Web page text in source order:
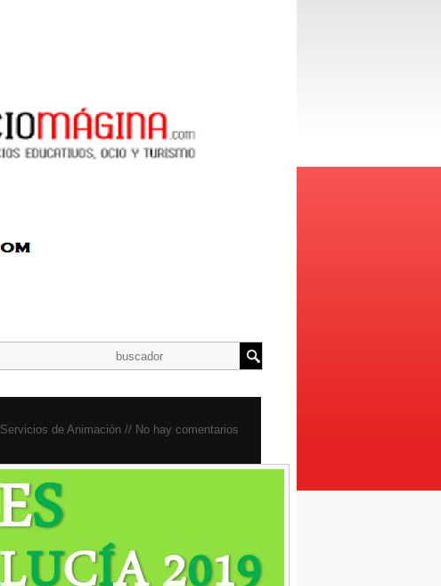
Servicios de Animación // No hay comentarios